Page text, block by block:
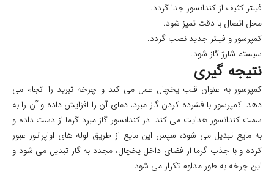
فیلتر کثیف از کندانسور جدا گردد.
محل اتصال با دقت تمیز شود.
کمپرسور و فیلتر جدید نصب گردد.
سیستم شارژ گاز شود.
نتیجه گیری
کمپرسور به عنوان قلب یخچال عمل می کند و چرخه تبرید را انجام می
دهد. کمپرسور با فشرده کردن گاز مبرد، دمای آن را افزایش داده و آن را به
سمت کندانسور هدایت می کند. در کندانسور گاز مبرد گرما از دست داده و
به مایع تبدیل می شود، سپس این مایع از طریق لوله های اواپراتور عبور
کرده و با جذب گرما از فضای داخل یخچال، مجدد به گاز تبدیل می شود و
این چرخه به طور مداوم تکرار می شود.